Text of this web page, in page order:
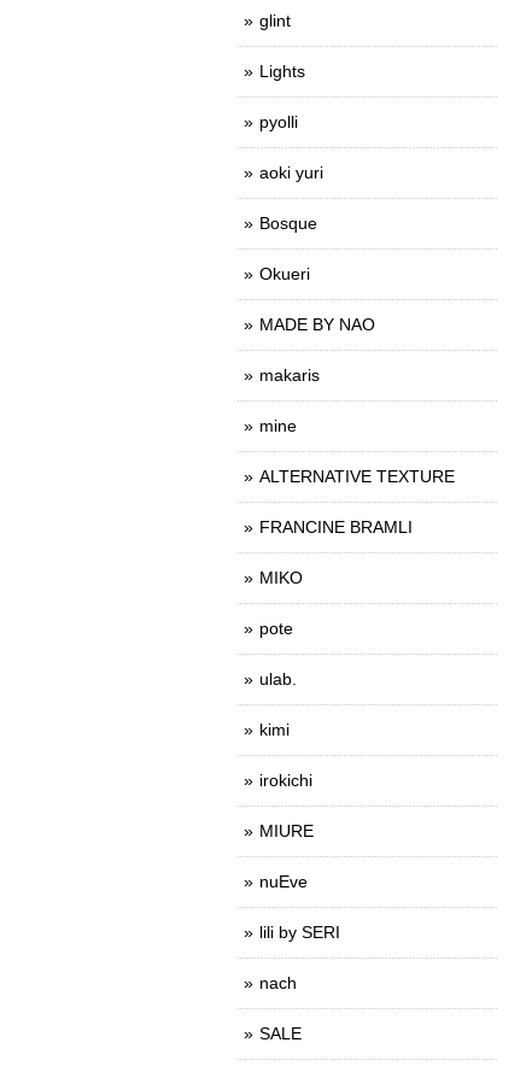
glint
Lights
pyolli
aoki yuri
Bosque
Okueri
MADE BY NAO
makaris
mine
ALTERNATIVE TEXTURE
FRANCINE BRAMLI
MIKO
pote
ulab.
kimi
irokichi
MIURE
nuEve
lili by SERI
nach
SALE